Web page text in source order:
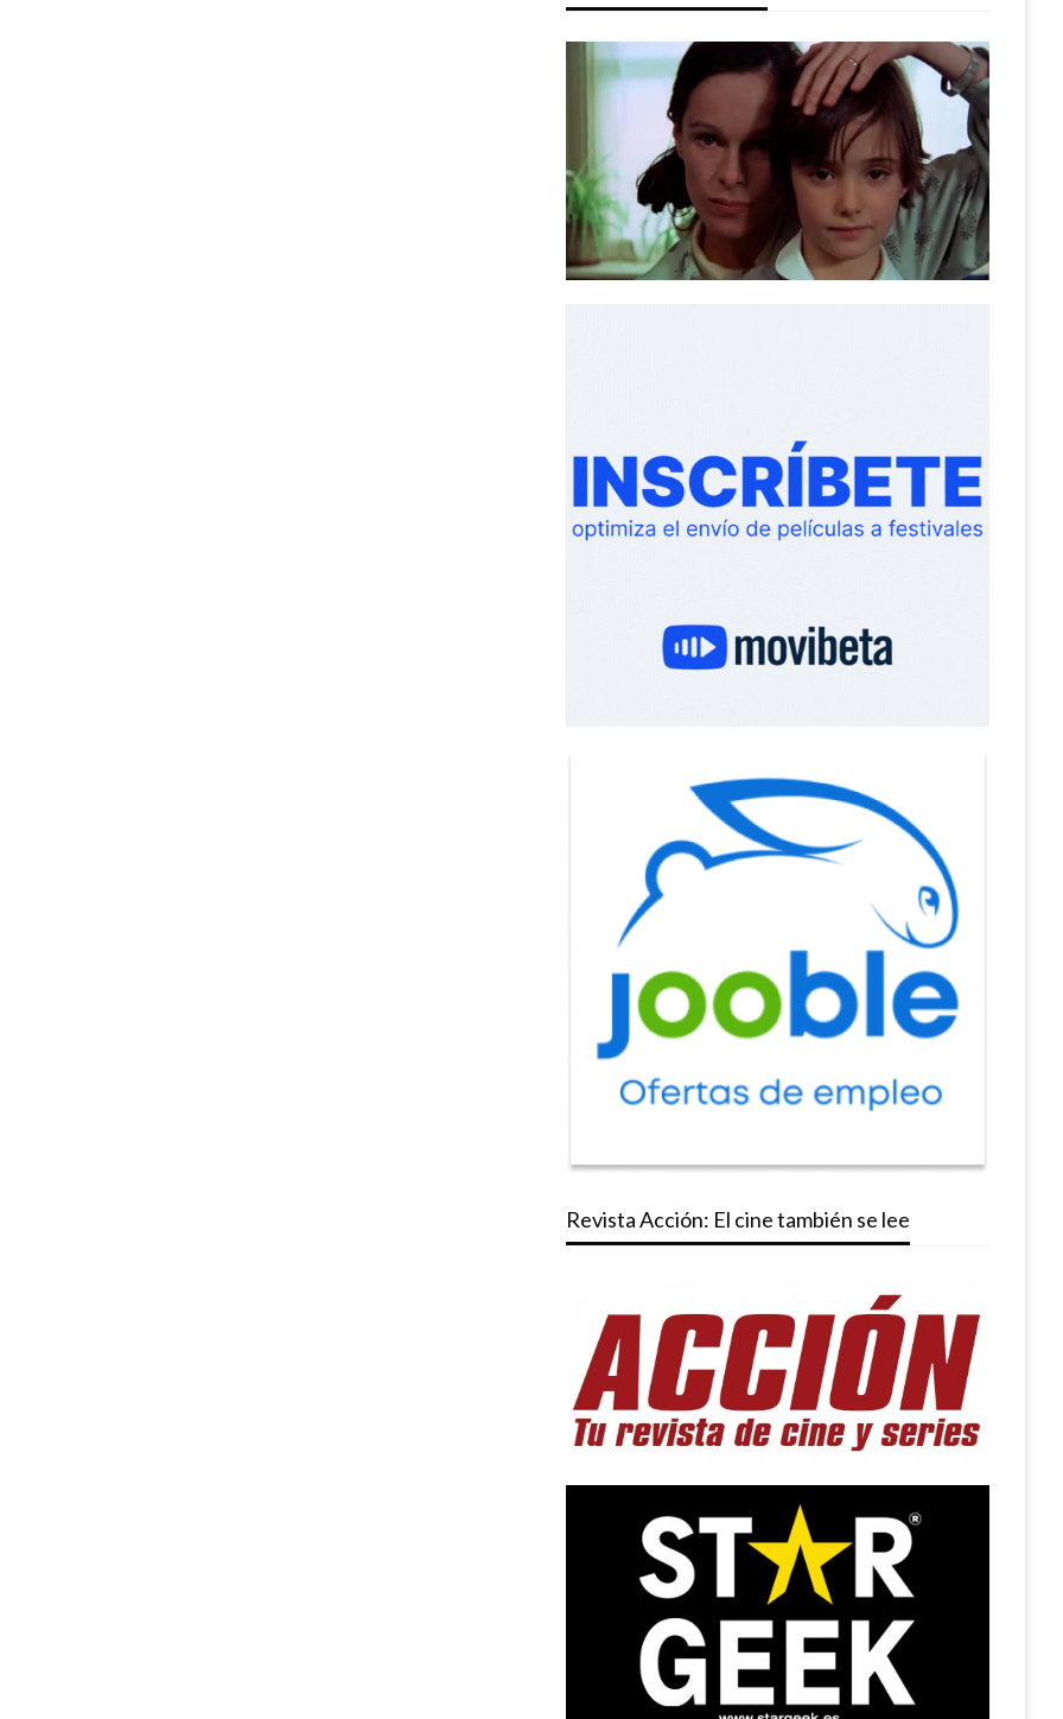
Revista Acción: El cine también se lee